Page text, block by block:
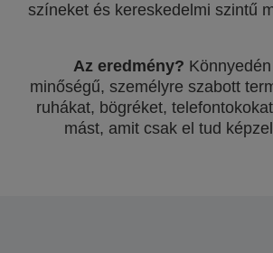
színeket és kereskedelmi szintű
Az eredmény?
minőségű, személyre szabott
ruhákat, bögréket,
mást, amit csak el tud